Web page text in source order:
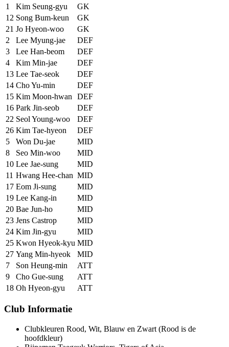
1
Kim Seung-gyu
GK
12 Song Bum-keun
GK
21 Jo Hyeon-woo
GK
2
Lee Myung-jae
DEF
3
Lee Han-beom
DEF
4
Kim Min-jae
DEF
13 Lee Tae-seok
DEF
14 Cho Yu-min
DEF
15 Kim Moon-hwan
DEF
16 Park Jin-seob
DEF
22 Seol Young-woo
DEF
26 Kim Tae-hyeon
DEF
5
Won Du-jae
MID
8
Seo Min-woo
MID
10 Lee Jae-sung
MID
11 Hwang Hee-chan MID
17 Eom Ji-sung
MID
19 Lee Kang-in
MID
20 Bae Jun-ho
MID
23 Jens Castrop
MID
24 Kim Jin-gyu
MID
25 Kwon Hyeok-kyu MID
27 Yang Min-hyeok
MID
7
Son Heung-min
ATT
9
Cho Gue-sung
ATT
18 Oh Hyeon-gyu ATT
Club Informatie
Clubkleuren Rood, Wit, Blauw en Zwart (Rood is de
hoofdkleur)